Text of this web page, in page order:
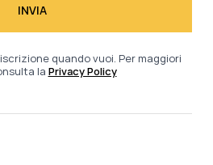
quando vuoi. Per maggiori
la Privacy Policy